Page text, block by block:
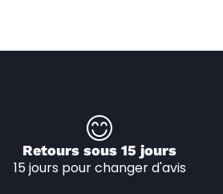
Retours sous 15 jours
15 jours pour changer d'avis